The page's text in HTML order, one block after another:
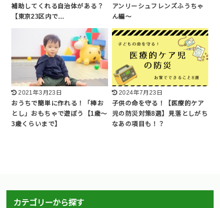
補助してくれる自治体がある？
【東京23区内で…
アンリーシュフレンズふうちゃ
ん編〜
2021年3月23日
おうちで簡単に作れる！「棒お
とし」おもちゃで遊ぼう【1歳〜
3歳くらいまで】
2024年7月23日
子供の命を守る！【医療的ケア
児の防災対策8選】見落としがち
なあの項目も！？
カテゴリーから探す